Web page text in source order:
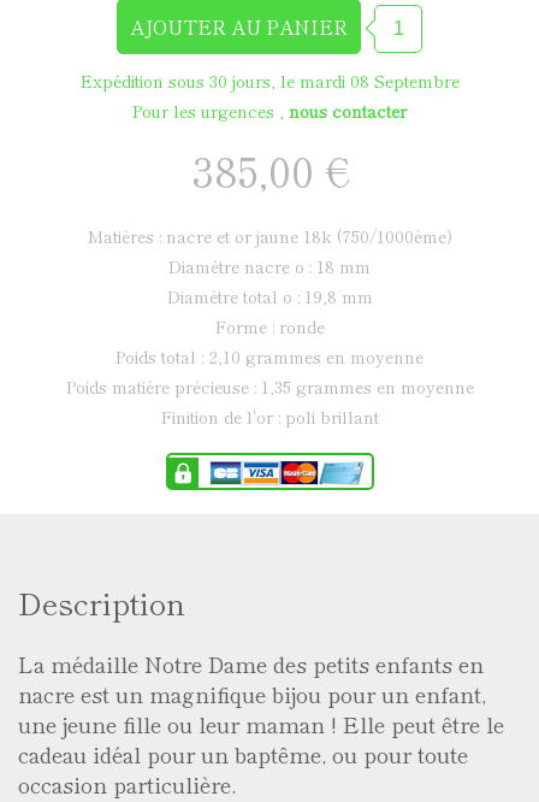
Expédition sous 30 jours, le mardi 08 Septembre
Pour les urgences , nous contacter
385,00 €
matières : nacre et or jaune 18k (750/1000ème)
diamètre nacre ø : 18 mm
diamètre total ø : 19,8 mm
forme : ronde
poids total : 2,10 grammes en moyenne
poids matière précieuse : 1,35 grammes en moyenne
finition de l'or : poli brillant
Description
La médaille Notre Dame des petits enfants en
nacre est un magnifique bijou pour un enfant,
une jeune fille ou leur maman ! Elle peut être le
cadeau idéal pour un baptême, ou pour toute
occasion particulière.